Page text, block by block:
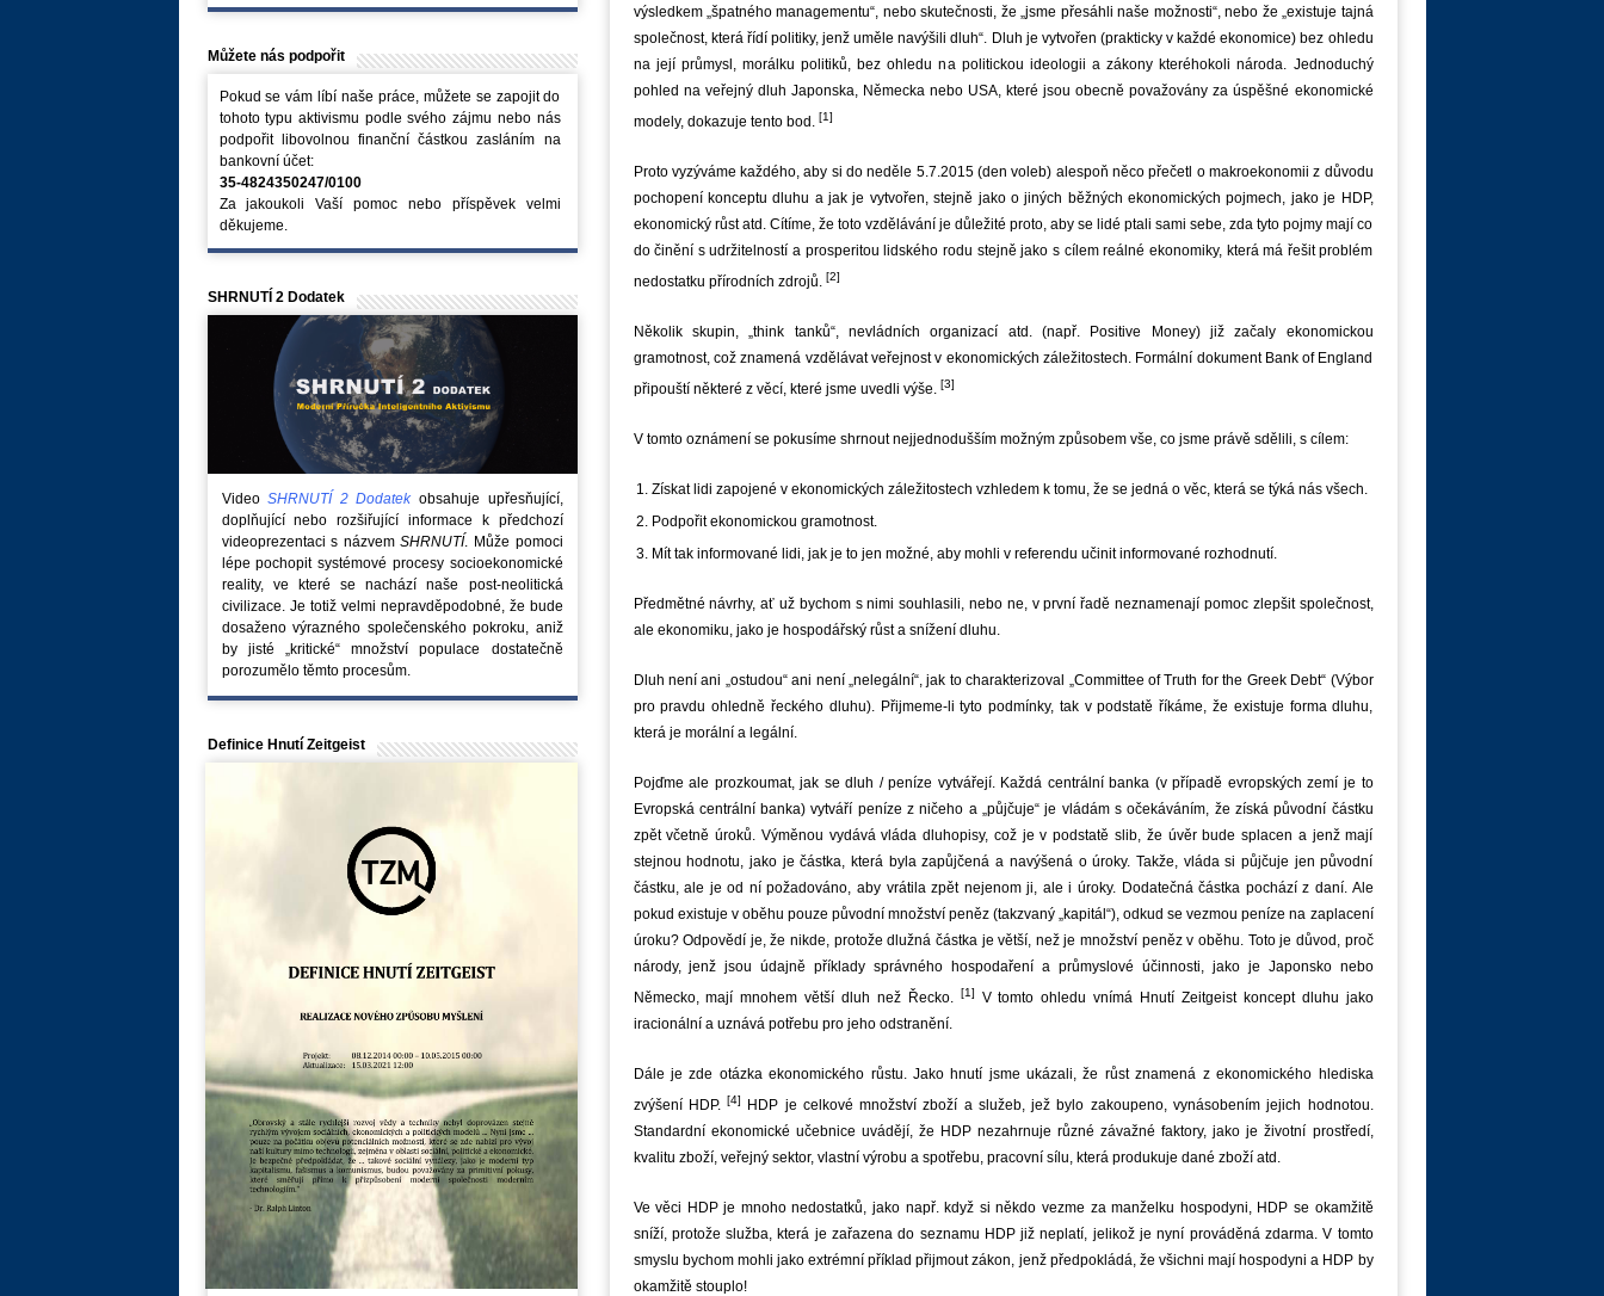
výsledkem „špatného managementu“, nebo skutečnosti, že „jsme přesáhli naše možnosti“, nebo že „existuje tajná
společnost, která řídí politiky, jenž uměle navýšili dluh“. Dluh je vytvořen (prakticky v každé ekonomice) bez ohledu
na její průmysl, morálku politiků, bez ohledu na politickou ideologii a zákony kteréhokoli národa. Jednoduchý
pohled na veřejný dluh Japonska, Německa nebo USA, které jsou obecně považovány za úspěšné ekonomické
modely, dokazuje tento bod.
[1]
Proto vyzýváme každého, aby si do neděle 5.7.2015 (den voleb) alespoň něco přečetl o makroekonomii z důvodu
pochopení konceptu dluhu a jak je vytvořen, stejně jako o jiných běžných ekonomických pojmech, jako je HDP,
ekonomický růst atd. Cítíme, že toto vzdělávání je důležité proto, aby se lidé ptali sami sebe, zda tyto pojmy mají co
do činění s udržitelností a prosperitou lidského rodu stejně jako s cílem reálné ekonomiky, která má řešit problém
nedostatku přírodních zdrojů.
[2]
Několik skupin, „think tanků“, nevládních organizací atd. (např. Positive Money) již začaly ekonomickou
gramotnost, což znamená vzdělávat veřejnost v ekonomických záležitostech. Formální dokument Bank of England
připouští některé z věcí, které jsme uvedli výše.
[3]
V tomto oznámení se pokusíme shrnout nejjednodušším možným způsobem vše, co jsme právě sdělili, s cílem:
Získat lidi zapojené v ekonomických záležitostech vzhledem k tomu, že se jedná o věc, která se týká nás všech.
Podpořit ekonomickou gramotnost.
Mít tak informované lidi, jak je to jen možné, aby mohli v referendu učinit informované rozhodnutí.
Předmětné návrhy, ať už bychom s nimi souhlasili, nebo ne, v první řadě neznamenají pomoc zlepšit společnost,
ale ekonomiku, jako je hospodářský růst a snížení dluhu.
Dluh není ani „ostudou“ ani není „nelegální“, jak to charakterizoval „Committee of Truth for the Greek Debt“ (Výbor
pro pravdu ohledně řeckého dluhu). Přijmeme-li tyto podmínky, tak v podstatě říkáme, že existuje forma dluhu,
která je morální a legální.
Pojďme ale prozkoumat, jak se dluh / peníze vytvářejí. Každá centrální banka (v případě evropských zemí je to
Evropská centrální banka) vytváří peníze z ničeho a „půjčuje“ je vládám s očekáváním, že získá původní částku
zpět včetně úroků. Výměnou vydává vláda dluhopisy, což je v podstatě slib, že úvěr bude splacen a jenž mají
stejnou hodnotu, jako je částka, která byla zapůjčená a navýšená o úroky. Takže, vláda si půjčuje jen původní
částku, ale je od ní požadováno, aby vrátila zpět nejenom ji, ale i úroky. Dodatečná částka pochází z daní. Ale
pokud existuje v oběhu pouze původní množství peněz (takzvaný „kapitál“), odkud se vezmou peníze na zaplacení
úroku? Odpovědí je, že nikde, protože dlužná částka je větší, než je množství peněz v oběhu. Toto je důvod, proč
národy, jenž jsou údajně příklady správného hospodaření a průmyslové účinnosti, jako je Japonsko nebo
Německo, mají mnohem větší dluh než Řecko.
[1]
V tomto ohledu vnímá Hnutí Zeitgeist koncept dluhu jako
iracionální a uznává potřebu pro jeho odstranění.
Dále je zde otázka ekonomického růstu. Jako hnutí jsme ukázali, že růst znamená z ekonomického hlediska
zvýšení HDP.[4]
HDP je celkové množství zboží a služeb, jež bylo zakoupeno, vynásobením jejich hodnotou.
Standardní ekonomické učebnice uvádějí, že HDP nezahrnuje různé závažné faktory, jako je životní prostředí,
kvalitu zboží, veřejný sektor, vlastní výrobu a spotřebu, pracovní sílu, která produkuje dané zboží atd.
Ve věci HDP je mnoho nedostatků, jako např. když si někdo vezme za manželku hospodyni, HDP se okamžitě
sníží, protože služba, která je zařazena do seznamu HDP již neplatí, jelikož je nyní prováděná zdarma. V tomto
smyslu bychom mohli jako extrémní příklad přijmout zákon, jenž předpokládá, že všichni mají hospodyni a HDP by
okamžitě stouplo!
Můžete nás podpořit
Pokud se vám líbí naše práce, můžete se zapojit do
tohoto typu aktivismu podle svého zájmu nebo nás
podpořit libovolnou finanční částkou zasláním na
bankovní účet:
35-4824350247/0100
Za jakoukoli Vaší pomoc nebo příspěvek velmi
děkujeme.
SHRNUTÍ 2 Dodatek
VideoSHRNUTÍ 2 Dodatekobsahuje upřesňující,
doplňující nebo rozšiřující informace k předchozí
videoprezentaci s názvemSHRNUTÍ. Může pomoci
lépe pochopit systémové procesy socioekonomické
reality, ve které se nachází naše post-neolitická
civilizace. Je totiž velmi nepravděpodobné, že bude
dosaženo výrazného společenského pokroku, aniž
by jisté „kritické“ množství populace dostatečně
porozumělo těmto procesům.
Definice Hnutí Zeitgeist